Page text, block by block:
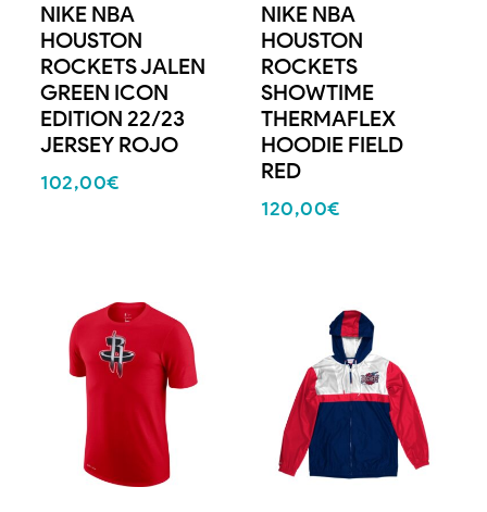
NIKE NBA
HOUSTON
ROCKETS JALEN
GREEN ICON
EDITION 22/23
JERSEY ROJO
102,00€
NIKE NBA
HOUSTON
ROCKETS
SHOWTIME
THERMAFLEX
HOODIE FIELD
RED
120,00€